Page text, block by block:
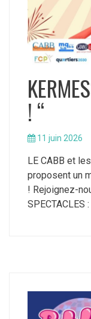
! “
11 juin 2026
LE CABB et
proposent un
! Rejoignez-
SPECTACLES :